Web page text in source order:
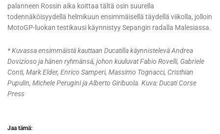
palanneen Rossin aika koittaa tältä osin suurella
todennäköisyydellä helmikuun ensimmäisellä täydellä viikolla, jolloin
MotoGP-luokan testikausi käynnistyy Sepangin radalla Malesiassa.
* Kuvassa ensimmäistä kauttaan Ducatilla käynnistelevä Andrea
Dovizioso ja hänen ryhmänsä, johon kuuluvat Fabio Rovelli, Gabriele
Conti, Mark Elder, Enrico Samperi, Massimo Tognacci, Cristhian
Pupulin, Michele Perugini ja Alberto Giribuola. Kuva: Ducati Corse
Press
Jaa tämä: